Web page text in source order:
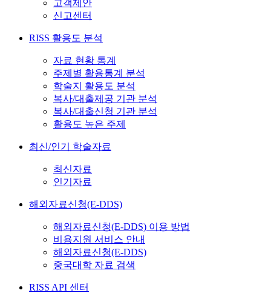
고객제안
신고센터
RISS 활용도 분석
자료 현황 통계
주제별 활용통계 분석
학술지 활용도 분석
복사/대출제공 기관 분석
복사/대출신청 기관 분석
활용도 높은 주제
최신/인기 학술자료
최신자료
인기자료
해외자료신청(E-DDS)
해외자료신청(E-DDS) 이용 방법
비용지원 서비스 안내
해외자료신청(E-DDS)
중국대학 자료 검색
RISS API 센터